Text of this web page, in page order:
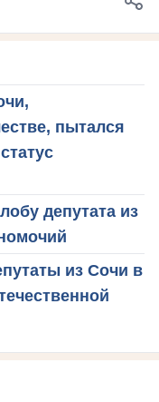
пытался
депутата из
из Сочи в